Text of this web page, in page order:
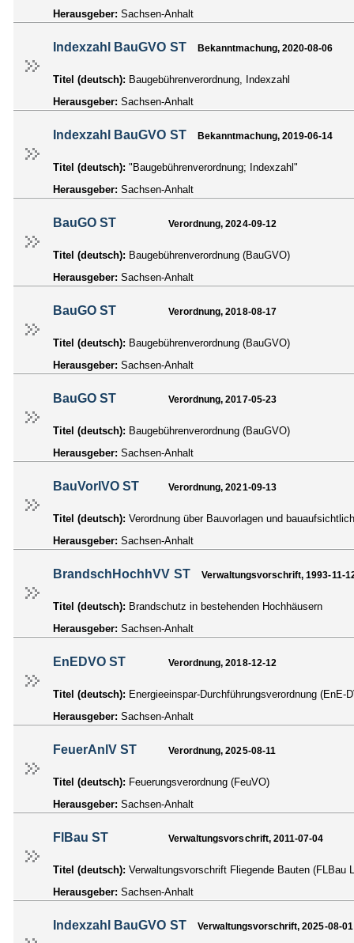
Herausgeber: Sachsen-Anhalt
Indexzahl BauGVO ST Bekanntmachung, 2020-08-06
Titel (deutsch): Baugebührenverordnung, Indexzahl
Herausgeber: Sachsen-Anhalt
Indexzahl BauGVO ST Bekanntmachung, 2019-06-14
Titel (deutsch): "Baugebührenverordnung; Indexzahl"
Herausgeber: Sachsen-Anhalt
BauGO ST Verordnung, 2024-09-12
Titel (deutsch): Baugebührenverordnung (BauGVO)
Herausgeber: Sachsen-Anhalt
BauGO ST Verordnung, 2018-08-17
Titel (deutsch): Baugebührenverordnung (BauGVO)
Herausgeber: Sachsen-Anhalt
BauGO ST Verordnung, 2017-05-23
Titel (deutsch): Baugebührenverordnung (BauGVO)
Herausgeber: Sachsen-Anhalt
BauVorlVO ST Verordnung, 2021-09-13
Titel (deutsch): Verordnung über Bauvorlagen und
Herausgeber: Sachsen-Anhalt
BrandschHochhVV ST Verwaltungsvorschrift, 1993-11-
Titel (deutsch): Brandschutz in bestehenden Hochhäusern
Herausgeber: Sachsen-Anhalt
EnEDVO ST Verordnung, 2018-12-12
Titel (deutsch): Energieeinspar-Durchführungsverordnung (EnE-
Herausgeber: Sachsen-Anhalt
FeuerAnlV ST Verordnung, 2025-08-11
Titel (deutsch): Feuerungsverordnung (FeuVO)
Herausgeber: Sachsen-Anhalt
FlBau ST Verwaltungsvorschrift, 2011-07-04
Titel (deutsch): Verwaltungsvorschrift Fliegende Bauten (FLBau
Herausgeber: Sachsen-Anhalt
Indexzahl BauGVO ST Verwaltungsvorschrift, 2025-08-01